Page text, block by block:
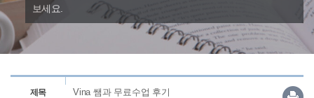
바로가기
수업
보세요.
제목 Vina 쌤과 무료수업 후기